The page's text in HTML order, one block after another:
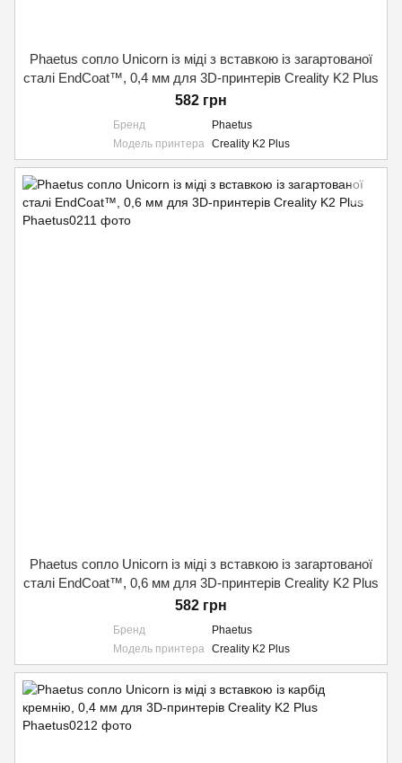
Phaetus сопло Unicorn із міді з вставкою із загартованої
сталі EndCoat™, 0,4 мм для 3D-принтерів Creality K2 Plus
582 грн
Бренд
Phaetus
Модель принтера
Creality K2 Plus
Phaetus сопло Unicorn із міді з вставкою із загартованої
сталі EndCoat™, 0,6 мм для 3D-принтерів Creality K2 Plus
582 грн
Бренд
Phaetus
Модель принтера
Creality K2 Plus